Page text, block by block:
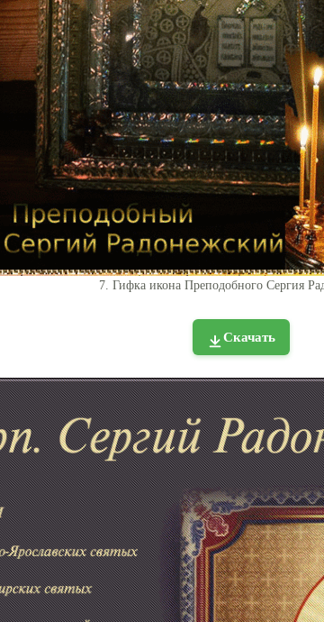
7. Гифка икона Преподобного Сергия
Скачать